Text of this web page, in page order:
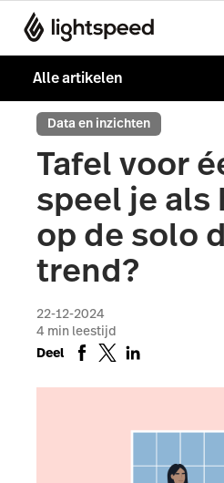
Data en inzichten
Tafel voor
speel je als
op de solo
trend?
22-12-2024
4 min leestijd
Deel